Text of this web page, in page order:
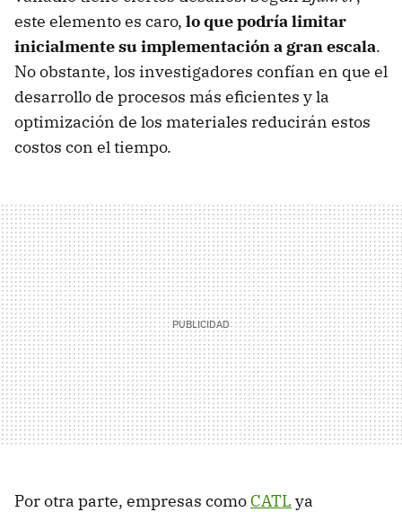
este elemento es caro, lo que podría limitar
inicialmente su implementación a gran escala.
No obstante, los investigadores confían en que el
desarrollo de procesos más eficientes y la
optimización de los materiales reducirán estos
costos con el tiempo.
Por otra parte, empresas como CATL ya